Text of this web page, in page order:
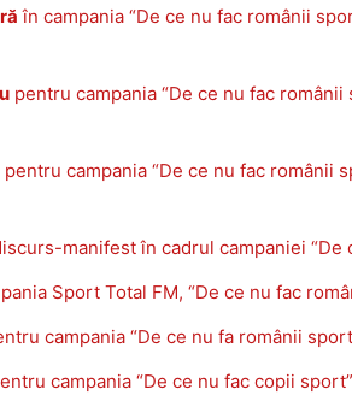
în campania “De ce nu fac românii
pentru campania “De ce nu fac
pentru campania “De ce nu fac românii
manifest în cadrul campaniei “De
Sport Total FM, “De ce nu fac
campania “De ce nu fa românii
campania “De ce nu fac copii